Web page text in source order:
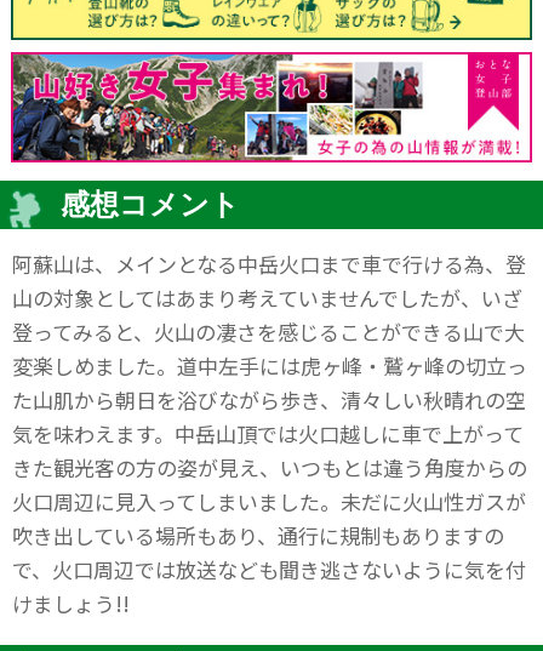
感想コメント
阿蘇山は、メインとなる中岳火口まで車で行ける為、登
山の対象としてはあまり考えていませんでしたが、いざ
登ってみると、火山の凄さを感じることができる山で大
変楽しめました。道中左手には虎ヶ峰・鷲ヶ峰の切立っ
た山肌から朝日を浴びながら歩き、清々しい秋晴れの空
気を味わえます。中岳山頂では火口越しに車で上がって
きた観光客の方の姿が見え、いつもとは違う角度からの
火口周辺に見入ってしまいました。未だに火山性ガスが
吹き出している場所もあり、通行に規制もありますの
で、火口周辺では放送なども聞き逃さないように気を付
けましょう!!